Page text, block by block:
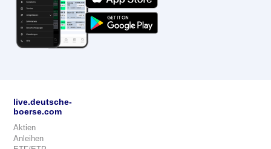
live.deutsche-
boerse.com
Aktien
Anleihen